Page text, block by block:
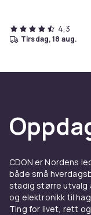
4,3
tirsdag, 18 aug.
CDON er Nordens
både små
stadig større utvalg
og elektronikk til
Ting for livet, rett